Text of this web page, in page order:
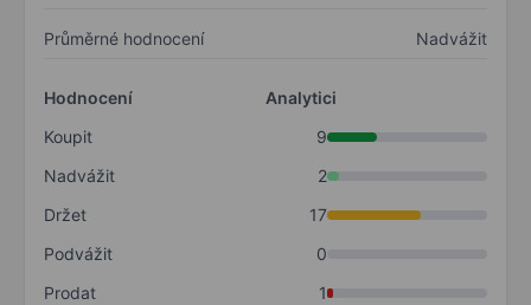
Průměrné hodnocení Nadvážit
Hodnocení
Analytici
Koupit
9
Nadvážit
2
Držet
17
Podvážit
0
Prodat
1